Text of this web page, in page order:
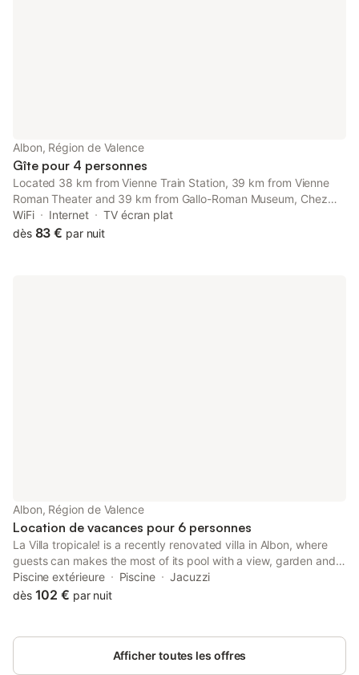
Albon, Région de Valence
Gîte pour 4 personnes
Located 38 km from Vienne Train Station, 39 km from Vienne
Roman Theater and 39 km from Gallo-Roman Museum, Chez
Nadège et Bruno provides accommodation set in Albon. The
property features garden views.
WiFi Internet
TV écran plat
dès 83 € par nuit
Albon, Région de Valence
Location de vacances pour 6 personnes
La Villa tropicale! is a recently renovated villa in Albon, where
guests can makes the most of its pool with a view, garden and
barbecue facilities. Built in 1980, the property includes hot tub
and spa facilities.
Piscine extérieure Piscine
Jacuzzi
dès 102 € par nuit
Afficher toutes les offres